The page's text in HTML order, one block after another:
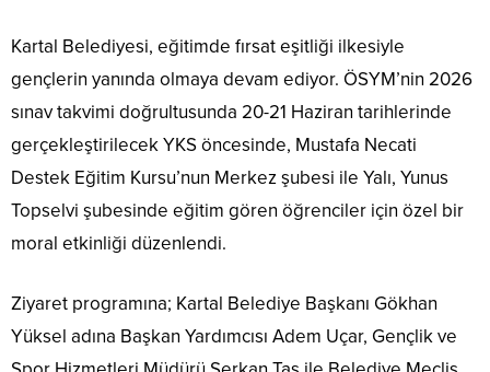
Kartal Belediyesi, eğitimde fırsat eşitliği ilkesiyle
gençlerin yanında olmaya devam ediyor. ÖSYM’nin 2026
sınav takvimi doğrultusunda 20-21 Haziran tarihlerinde
gerçekleştirilecek YKS öncesinde, Mustafa Necati
Destek Eğitim Kursu’nun Merkez şubesi ile Yalı, Yunus
Topselvi şubesinde eğitim gören öğrenciler için özel bir
moral etkinliği düzenlendi.
Ziyaret programına; Kartal Belediye Başkanı Gökhan
Yüksel adına Başkan Yardımcısı Adem Uçar, Gençlik ve